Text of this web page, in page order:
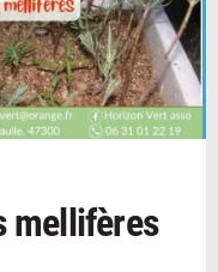
mellifères